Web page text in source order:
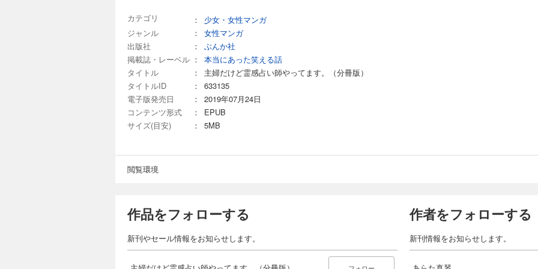
カテゴリ ：
少女・女性マンガ
ジャンル
：
女性マンガ
出版社
：
ぶんか社
掲載誌・レーベル ：
本当にあった笑える話
タイトル
：
主婦だけど霊感占い師やってます。（分冊版）
タイトルID
：
633135
電子版発売日
：
2019年07月24日
コンテンツ形式
：
EPUB
サイズ(目安)
： 5MB
閲覧環境
作品をフォローする
新刊やセール情報をお知らせします。
作者をフォローする
新刊情報をお知らせします。